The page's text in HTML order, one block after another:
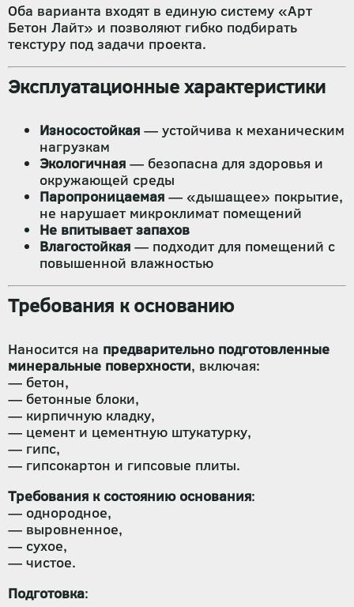
Оба варианта входят в единую систему «Арт
Бетон Лайт» и позволяют гибко подбирать
текстуру под задачи проекта.
Эксплуатационные характеристики
Износостойкая — устойчива к механическим
нагрузкам
Экологичная — безопасна для здоровья и
окружающей среды
Паропроницаемая — «дышащее» покрытие,
не нарушает микроклимат помещений
Не впитывает запахов
Влагостойкая — подходит для помещений с
повышенной влажностью
Требования к основанию
Наносится на предварительно подготовленные
минеральные поверхности, включая:
— бетон,
— бетонные блоки,
— кирпичную кладку,
— цемент и цементную штукатурку,
— гипс,
— гипсокартон и гипсовые плиты.
Требования к состоянию основания:
— однородное,
— выровненное,
— сухое,
— чистое.
Подготовка: